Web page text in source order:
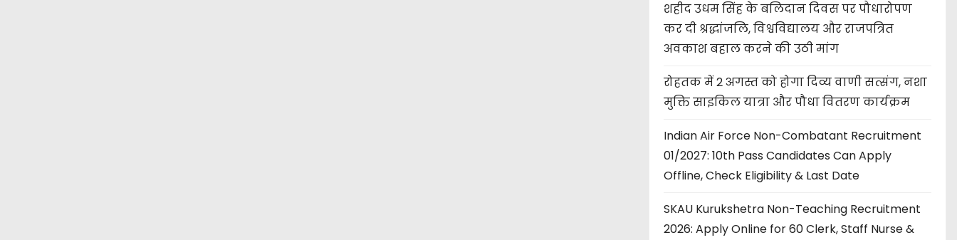
शहीद उधम सिंह के बलिदान दिवस पर पौधारोपण
कर दी श्रद्धांजलि, विश्वविद्यालय और राजपत्रित
अवकाश बहाल करने की उठी मांग
रोहतक में 2 अगस्त को होगा दिव्य वाणी सत्संग, नशा
मुक्ति साइकिल यात्रा और पौधा वितरण कार्यक्रम
Indian Air Force Non-Combatant Recruitment
01/2027: 10th Pass Candidates Can Apply
Offline, Check Eligibility & Last Date
SKAU Kurukshetra Non-Teaching Recruitment
2026: Apply Online for 60 Clerk, Staff Nurse &